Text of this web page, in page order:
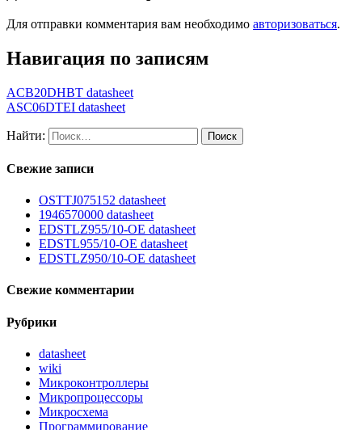
Для отправки комментария вам необходимо авторизоваться.
Навигация по записям
ACB20DHBT datasheet
ASC06DTEI datasheet
Найти:
Свежие записи
OSTTJ075152 datasheet
1946570000 datasheet
EDSTLZ955/10-OE datasheet
EDSTL955/10-OE datasheet
EDSTLZ950/10-OE datasheet
Свежие комментарии
Рубрики
datasheet
wiki
Микроконтроллеры
Микропроцессоры
Микросхема
Программирование